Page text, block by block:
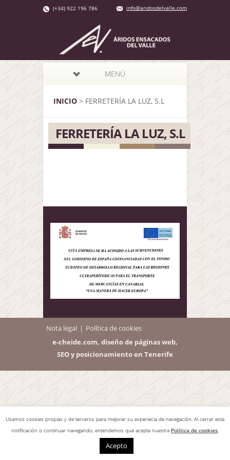
(+34) 922 196 786 info@aridosdelvalle.com
MENÚ
INICIO > FERRETERÍA LA LUZ, S.L
FERRETERÍA LA LUZ, S.L
Nota legal
Política de cookies
e-cheide.com, diseño de páginas web,
SEO y posicionamiento en Tenerife
Usamos cookies propias y de terceros para mejorar su experiecia de navegación. Al cerrar esta
notificación o continuar navegando, entendemos que acepta nuestra Política de cookies.
Acepto